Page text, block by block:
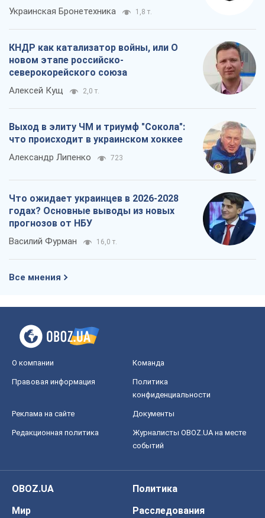
Украинская Бронетехника 1,8 т.
КНДР как катализатор войны, или О
новом этапе российско-
северокорейского союза
Алексей Кущ 2,0 т.
Выход в элиту ЧМ и триумф "Сокола":
что происходит в украинском хоккее
Александр Липенко 723
Что ожидает украинцев в 2026-2028
годах? Основные выводы из новых
прогнозов от НБУ
Василий Фурман 16,0 т.
Все мнения
О компании Команда
Правовая информация
Политика
конфиденциальности
Реклама на сайте Документы
Редакционная политика
Журналисты OBOZ.UA на месте
событий
OBOZ.UA
Политика
Мир
Расследования